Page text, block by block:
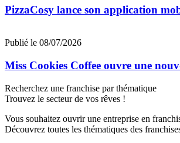
PizzaCosy lance son application
Publié le 08/07/2026
Miss Cookies Coffee ouvre une
Recherchez une franchise par thématique
Trouvez le secteur de vos rêves !
Vous souhaitez ouvrir une entreprise en
Découvrez toutes les thématiques des